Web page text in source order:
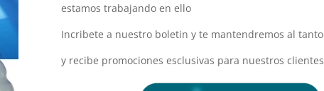
estamos trabajando en ello
Incribete a nuestro boletin y te mantendremos al tanto
y recibe promociones esclusivas para nuestros clientes